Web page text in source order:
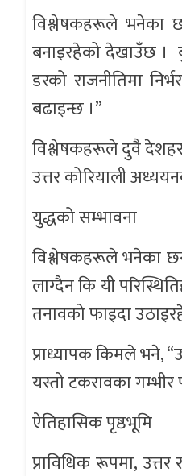
विश्लेषकहरूले भनेका
बनाइरहेको देखाउँछ ।
डरको राजनीतिमा
बढाइन्छ ।”
विश्लेषकहरूले दुवै
उत्तर कोरियाली
युद्धको सम्भावना
विश्लेषकहरूले भनेका
लाग्दैन कि यी
तनावको फाइदा
प्राध्यापक किमले भने,
यस्तो टकरावका
ऐतिहासिक पृष्ठभूमि
प्राविधिक रूपमा,